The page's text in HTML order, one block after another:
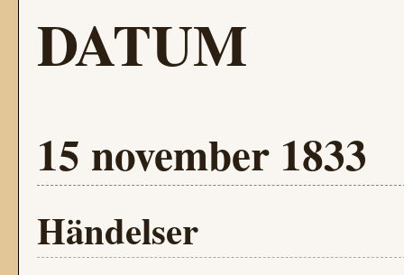
DATUM
15 november 1833
Händelser